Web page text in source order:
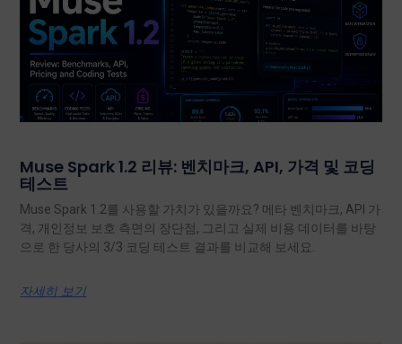
Muse Spark 1.2 리뷰: 벤치마크, API, 가격 및 코딩
테스트
Muse Spark 1.2를 사용할 가치가 있을까요? 메타 벤치마크, API 가
격, 개인정보 보호 측면의 장단점, 그리고 실제 비용 데이터를 바탕
으로 한 당사의 3/3 코딩 테스트 결과를 비교해 보세요.
자세히 보기